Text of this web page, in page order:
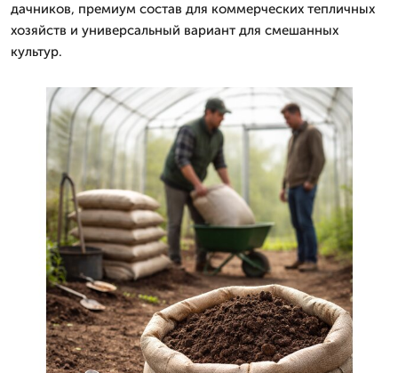
дачников, премиум состав для коммерческих тепличных
хозяйств и универсальный вариант для смешанных
культур.